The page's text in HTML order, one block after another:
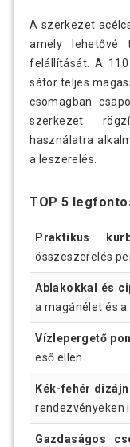
A szerkezet
amely lehetővé
felállítását. A
sátor teljes
csomagban
szerkezet
használatra
a leszerelés.
TOP 5
Praktikus
összeszerelés
Ablakokkal és
a magánélet és
Vízlepergető
eső ellen.
Kék-fehér dizájn
rendezvényeken
Gazdaságos